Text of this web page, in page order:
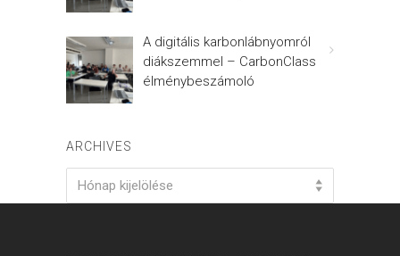
A digitális karbonlábnyomról
diákszemmel – CarbonClass
élménybeszámoló
ARCHIVES
Hónap kijelölése